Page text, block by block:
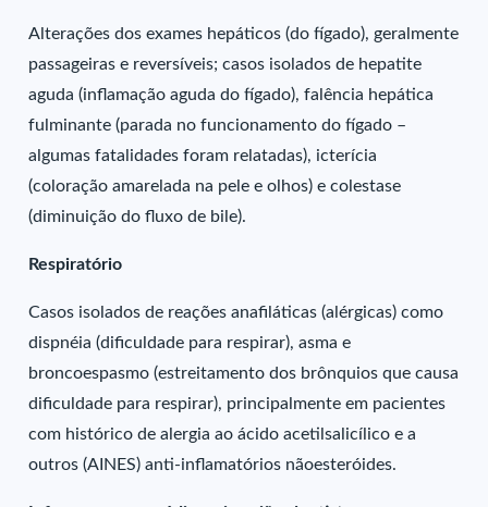
Alterações dos exames hepáticos (do fígado), geralmente
passageiras e reversíveis; casos isolados de hepatite
aguda (inflamação aguda do fígado), falência hepática
fulminante (parada no funcionamento do fígado –
algumas fatalidades foram relatadas), icterícia
(coloração amarelada na pele e olhos) e colestase
(diminuição do fluxo de bile).
Respiratório
Casos isolados de reações anafiláticas (alérgicas) como
dispnéia (dificuldade para respirar), asma e
broncoespasmo (estreitamento dos brônquios que causa
dificuldade para respirar), principalmente em pacientes
com histórico de alergia ao ácido acetilsalicílico e a
outros (AINES) anti-inflamatórios nãoesteróides.